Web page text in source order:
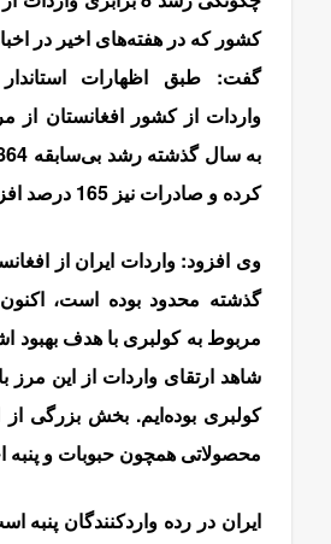
کشور که در هفته‌های اخیر در
گفت: طبق اظهارات
واردات از کشور افغانستان از
کرده و صادرات نیز 165 درصد افزایش یافته است.
وی افزود: واردات ایران از
گذشته محدود بوده است، اکنون
مربوط به کولبری با هدف بهبود
شاهد ارتقای واردات از این مرز
کولبری بوده‌ایم. بخش بزرگی از
محصولاتی همچون حبوبات و پنبه
ایران در رده واردکنندگان پنبه